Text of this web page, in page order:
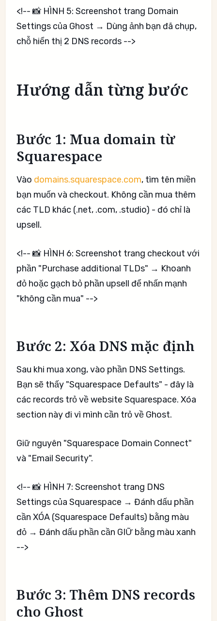
<!-- 📸 HÌNH 5: Screenshot trang Domain
Settings của Ghost → Dùng ảnh bạn đã chụp,
chỗ hiển thị 2 DNS records -->
Hướng dẫn từng bước
Bước 1: Mua domain từ
Squarespace
Vào domains.squarespace.com, tìm tên miền
bạn muốn và checkout. Không cần mua thêm
các TLD khác (.net, .com, .studio) - đó chỉ là
upsell.
<!-- 📸 HÌNH 6: Screenshot trang checkout với
phần "Purchase additional TLDs" → Khoanh
đỏ hoặc gạch bỏ phần upsell để nhấn mạnh
"không cần mua" -->
Bước 2: Xóa DNS mặc định
Sau khi mua xong, vào phần DNS Settings.
Bạn sẽ thấy "Squarespace Defaults" - đây là
các records trỏ về website Squarespace. Xóa
section này đi vì mình cần trỏ về Ghost.
Giữ nguyên "Squarespace Domain Connect"
và "Email Security".
<!-- 📸 HÌNH 7: Screenshot trang DNS
Settings của Squarespace → Đánh dấu phần
cần XÓA (Squarespace Defaults) bằng màu
đỏ → Đánh dấu phần cần GIỮ bằng màu xanh
-->
Bước 3: Thêm DNS records
cho Ghost